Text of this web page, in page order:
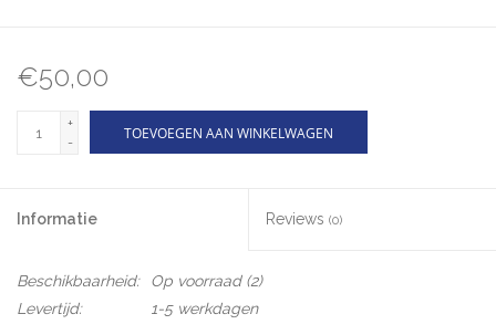
€50,00
+
-
TOEVOEGEN AAN WINKELWAGEN
Informatie Reviews (0)
Beschikbaarheid: Op voorraad(2)
Levertijd:
1-5 werkdagen